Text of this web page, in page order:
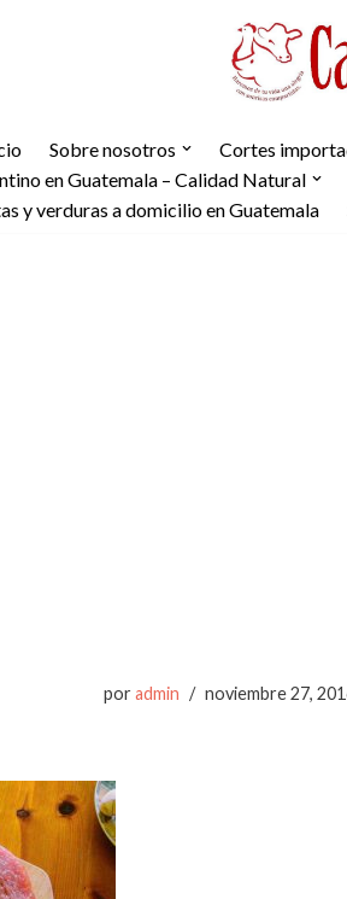
Sobre nosotros Cortes
en Guatemala – Calidad Natural
y verduras a domicilio en Guatemala
poradmin noviembre 27,